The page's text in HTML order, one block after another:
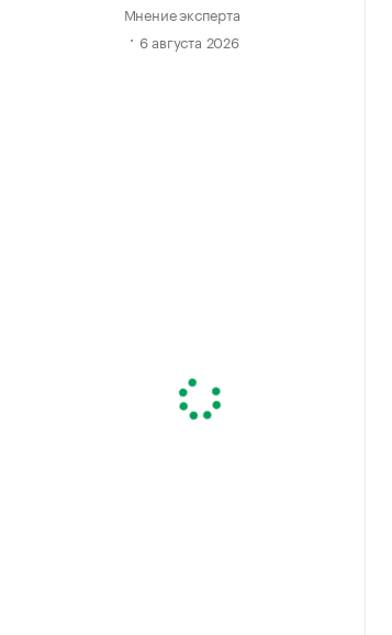
Мнение эксперта
6 августа 2026